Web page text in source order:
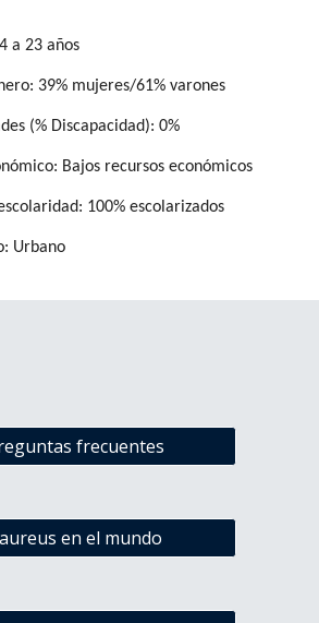
a 23 años
39% mujeres/61% varones
(% Discapacidad): 0%
Bajos recursos económicos
100% escolarizados
Urbano
frecuentes
en el mundo